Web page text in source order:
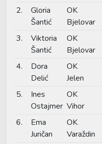
2.
Gloria
Šantić
OK
Bjelovar
3.
Viktoria
Šantić
OK
Bjelovar
4.
Dora
Delić
OK
Jelen
5.
Ines
Ostajmer
OK
Vihor
6.
Ema
Juričan
OK
Varaždin